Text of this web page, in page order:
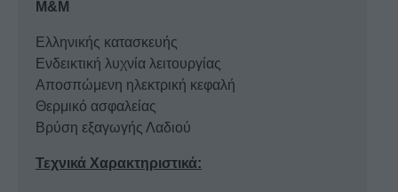
M&M
Ελληνικής κατασκευής
Ενδεικτική λυχνία λειτουργίας
Αποσπώμενη ηλεκτρική κεφαλή
Θερμικό ασφαλείας
Βρύση εξαγωγής Λαδιού
Τεχνικά Χαρακτηριστικά: